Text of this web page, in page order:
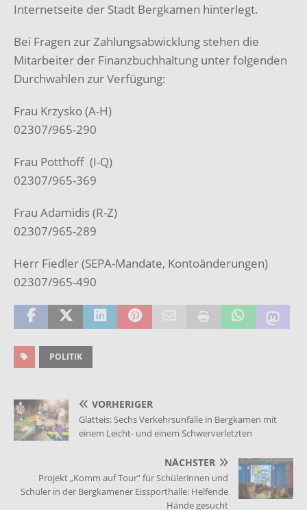
Internetseite der Stadt Bergkamen hinterlegt.
Bei Fragen zur Zahlungsabwicklung stehen die
Mitarbeiter der Finanzbuchhaltung unter folgenden
Durchwahlen zur Verfügung:
Frau Krzysko (A-H)
02307/965-290
Frau Potthoff (I-Q)
02307/965-369
Frau Adamidis (R-Z)
02307/965-289
Herr Fiedler (SEPA-Mandate, Kontoänderungen)
02307/965-490
POLITIK
VORHERIGER
Glatteis: Sechs Verkehrsunfälle in Bergkamen mit
einem Leicht- und einem Schwerverletzten
NÄCHSTER
Projekt „Komm auf Tour” für Schülerinnen und
Schüler in der Bergkamener Eissporthalle: Helfende
Hände gesucht